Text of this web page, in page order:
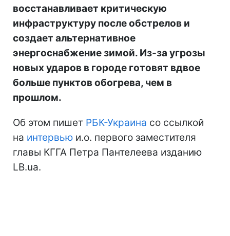
восстанавливает критическую
инфраструктуру после обстрелов и
создает альтернативное
энергоснабжение зимой. Из-за угрозы
новых ударов в городе готовят вдвое
больше пунктов обогрева, чем в
прошлом.
Об этом пишет РБК-Украина со ссылкой
на интервью и.о. первого заместителя
главы КГГА Петра Пантелеева изданию
LB.ua.